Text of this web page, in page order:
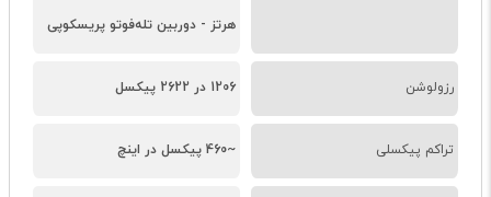
هرتز - دوربین تله‌فوتو پریسکوپی
رزولوشن 1206 در 2622 پیکسل
تراکم پیکسلی ~460 پیکسل در اینچ